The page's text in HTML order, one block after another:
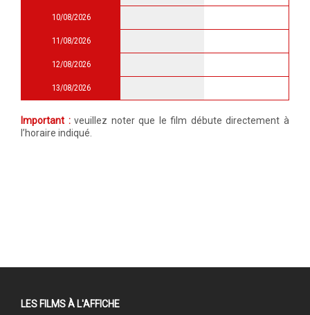
10/08/2026
11/08/2026
12/08/2026
13/08/2026
Important :veuillez noter que le film débute directement à
l’horaire indiqué.
LES FILMS À L'AFFICHE